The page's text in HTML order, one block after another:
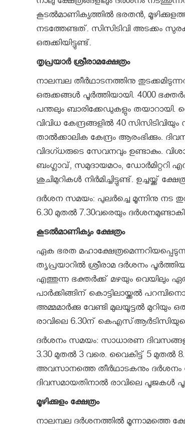
കൂടൽമാണിക്യത്തിൽ ഭരതൻ,
നടത്തേണ്ടത്. സിസിടിവി അടക്കം
ഒരുക്കിയിട്ടുണ്ട്.
തൃപ്രയാർ ശ്രീരാമക്ഷേത്രം
നാലമ്പല തീർഥാടനത്തിനു
ഒരുക്കങ്ങൾ പൂർത്തിയായി. 4000
പന്തലും ബാരിക്കേഡുകളും തയാറായി.
വിവിധ കേന്ദ്രങ്ങളിൽ 40
താൽക്കാലിക കേന്ദ്രം ആരംഭിക്കും.‍
വിദഗ്ധരുടെ സേവനവും ഉണ്ടാകും.
ബംഗ്ലാവ്, സമുദായമഠം, ഡോർമിറ്ററി
ശുചിമുറികൾ നിർമിച്ചിട്ടുണ്ട്. ഉച്ചയ്ക്ക്
ദർശന സമയം: പുലർച്ചെ മൂന്നിനു നട
6.30 മുതൽ 7.30വരെയും
കൂടൽമാണിക്യം ക്ഷേത്രം
ഏക ഭരത
ത‍ൃപ്രയാറിൽ ശ്രീരാമ ദർശനം
എത്തുന്ന ഭക്തർക്ക് മഴയും വെയിലും
പാർക്കിങ്ങിന് കൊട്ടിലായ്ക്കൽ
അമ്മമാർക്കു വേണ്ടി മുലയൂട്ടൽ മുറിയും
രാവിലെ 6.30ന് കെഎസ്ആർടിസിയുടെ
ദർശനം സമയം: സാധാരണ
3.30 മുതൽ 3 വരെ. വൈകിട്ട് 5 മുതൽ
അവസാനത്തെ തീർഥാടകനും ദർശനം
ദിവസമായതിനാൽ രാവിലെ പൂജകൾ
മൂഴിക്കുളം ക്ഷേത്രം
നാലമ്പല ദർശനത്തിൽ മൂന്നാമത്തെ